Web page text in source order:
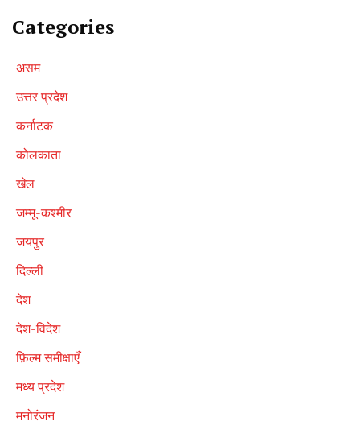
Categories
असम
उत्तर प्रदेश
कर्नाटक
कोलकाता
खेल
जम्मू-कश्मीर
जयपुर
दिल्ली
देश
देश-विदेश
फ़िल्म समीक्षाएँ
मध्य प्रदेश
मनोरंजन